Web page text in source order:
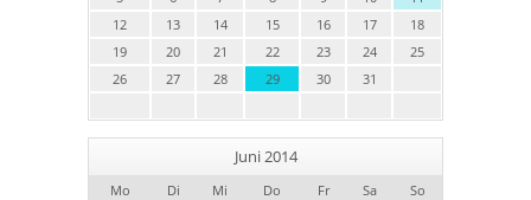
12
13 14 15 16 17
18
19
20 21 22 23 24
25
26
27 28 29 30 31
Juni 2014
Mo Di Mi Do Fr Sa
So